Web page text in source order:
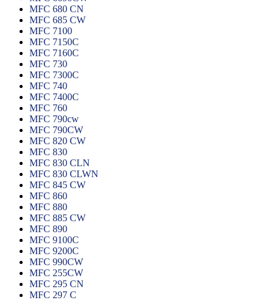
MFC 680 CN
MFC 685 CW
MFC 7100
MFC 7150C
MFC 7160C
MFC 730
MFC 7300C
MFC 740
MFC 7400C
MFC 760
MFC 790cw
MFC 790CW
MFC 820 CW
MFC 830
MFC 830 CLN
MFC 830 CLWN
MFC 845 CW
MFC 860
MFC 880
MFC 885 CW
MFC 890
MFC 9100C
MFC 9200C
MFC 990CW
MFC 255CW
MFC 295 CN
MFC 297 C